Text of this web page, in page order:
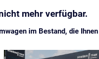
mehr verfügbar.
im Bestand, die